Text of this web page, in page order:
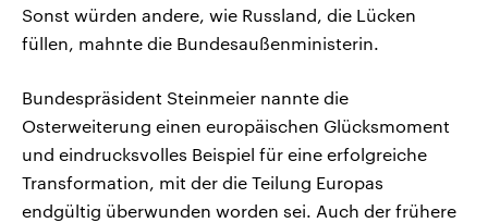
Sonst würden andere, wie Russland, die Lücken
füllen, mahnte die Bundesaußenministerin.
Bundespräsident Steinmeier nannte die
Osterweiterung einen europäischen Glücksmoment
und eindrucksvolles Beispiel für eine erfolgreiche
Transformation, mit der die Teilung Europas
endgültig überwunden worden sei. Auch der frühere